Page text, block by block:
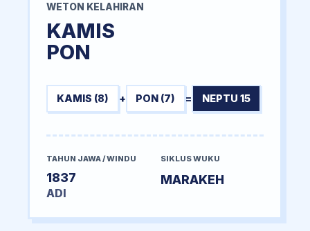
WETON KELAHIRAN
KAMIS
PON
KAMIS (8) + PON (7) = NEPTU 15
TAHUN JAWA / WINDU
1837
ADI
SIKLUS WUKU
MARAKEH